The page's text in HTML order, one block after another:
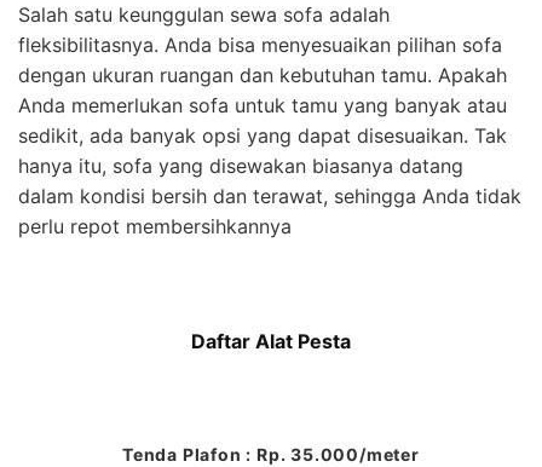
Salah satu keunggulan sewa sofa adalah
fleksibilitasnya. Anda bisa menyesuaikan pilihan sofa
dengan ukuran ruangan dan kebutuhan tamu. Apakah
Anda memerlukan sofa untuk tamu yang banyak atau
sedikit, ada banyak opsi yang dapat disesuaikan. Tak
hanya itu, sofa yang disewakan biasanya datang
dalam kondisi bersih dan terawat, sehingga Anda tidak
perlu repot membersihkannya
Daftar Alat Pesta
Tenda Plafon : Rp. 35.000/meter